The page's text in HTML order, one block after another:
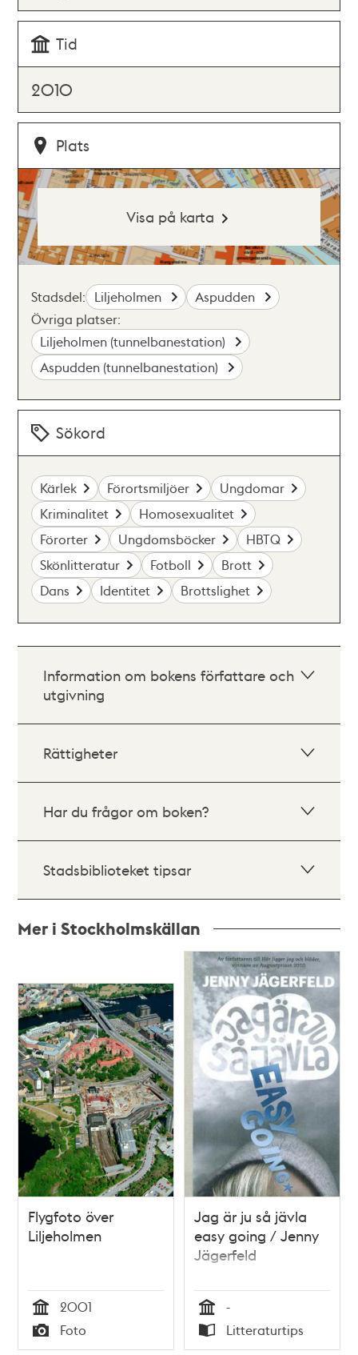
Tid
2010
Plats
Visa på karta
Stadsdel: Liljeholmen
Aspudden
Övriga platser:
Liljeholmen (tunnelbanestation)
Aspudden (tunnelbanestation)
Sökord
Kärlek Förortsmiljöer
Ungdomar
Kriminalitet
Homosexualitet
Förorter
Ungdomsböcker
HBTQ
Skönlitteratur
Fotboll
Brott
Dans
Identitet Brottslighet
Information om bokens författare och
utgivning
Rättigheter
Har du frågor om boken?
Stadsbiblioteket tipsar
Mer i Stockholmskällan
och
teman
Flygfoto över
Liljeholmen
Tid
2001
Typ
Foto
Jag är ju så jävla
easy going / Jenny
Jägerfeld
Tid
-
Typ
Litteraturtips